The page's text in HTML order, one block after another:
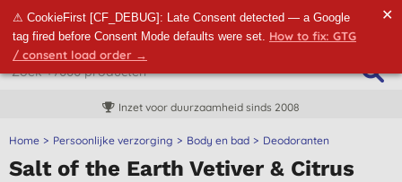
⚠ CookieFirst [CF_DEBUG]: Late Consent detected — a Google
tag fired before Consent Mode defaults were set. How to fix: GTG
/ consent load order →
✕
Inzet voor duurzaamheid sinds 2008
Home Persoonlijke verzorging Body en bad Deodoranten
Salt of the Earth Vetiver & Citrus